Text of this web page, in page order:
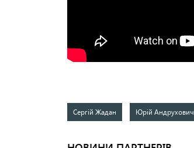
Сергій Жадан Юрій Андрухович